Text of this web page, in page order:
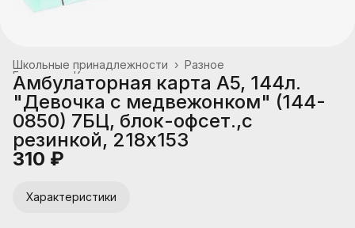
Разное
Школьные принадлежности ›
Канцтовары, школьные принадлежности
Главная
Амбулаторная карта А5, 144л.
"Девочка с медвежонком" (144-
0850) 7БЦ, блок-офсет.,с
резинкой, 218х153
310 ₽
Характеристики